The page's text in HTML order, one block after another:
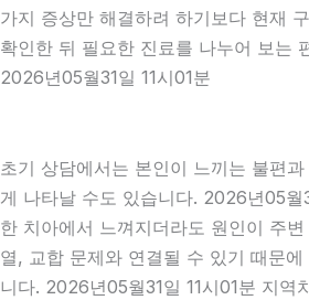
가지 증상만 해결하려 하기보다 현재
확인한 뒤 필요한 진료를 나누어 보는
2026년05월31일 11시01분
초기 상담에서는 본인이 느끼는 불편
게 나타날 수도 있습니다. 2026년05월
한 치아에서 느껴지더라도 원인이 주
열, 교합 문제와 연결될 수 있기 때문
니다. 2026년05월31일 11시01분 지역